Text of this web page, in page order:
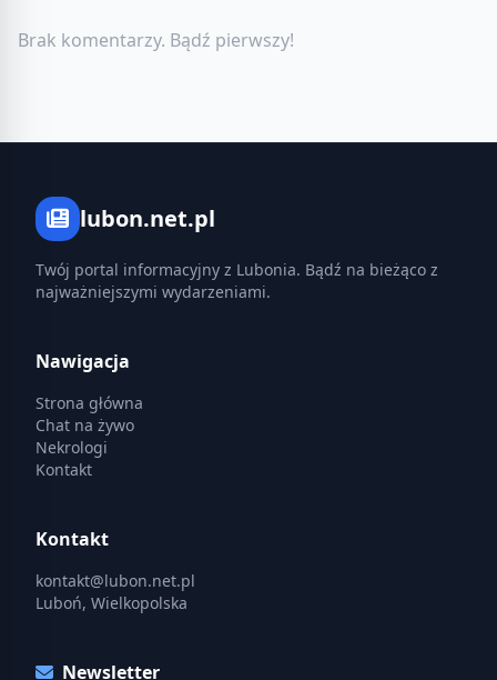
Brak komentarzy. Bądź pierwszy!
lubon.net.pl
Twój portal informacyjny z Lubonia. Bądź na bieżąco z
najważniejszymi wydarzeniami.
Nawigacja
Strona główna
Chat na żywo
Nekrologi
Kontakt
Kontakt
kontakt@lubon.net.pl
Luboń, Wielkopolska
Newsletter